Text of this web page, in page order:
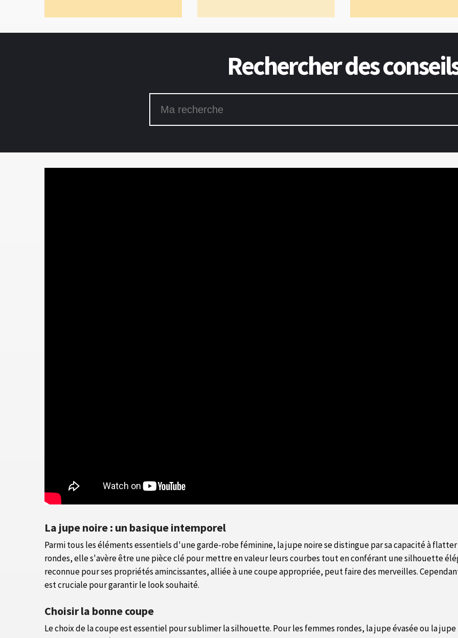
La jupe noire : un basique intemporel
Parmi tous les éléments essentiels d'une garde-robe féminine, la jupe noire se distingue par sa capacité à
rondes, elle s'avère être une pièce clé pour mettre en valeur leurs courbes tout en conférant une silhouette
reconnue pour ses propriétés amincissantes, alliée à une coupe appropriée, peut faire des merveilles.
est cruciale pour garantir le look souhaité.
Choisir la bonne coupe
Le choix de la coupe est essentiel pour sublimer la silhouette. Pour les femmes rondes, la jupe évasée ou la
Rechercher des